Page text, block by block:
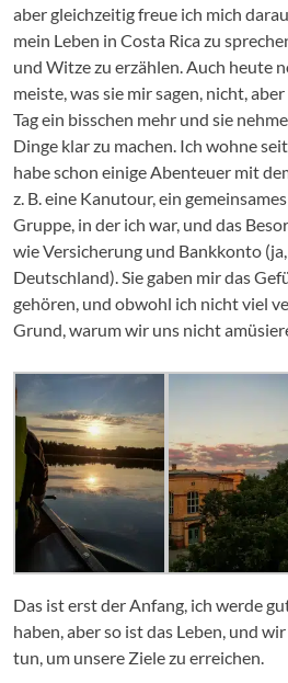
aber gleichzeitig freue ich mich
mein Leben in Costa Rica zu
und Witze zu erzählen. Auch heute
meiste, was sie mir sagen, nicht,
Tag ein bisschen mehr und sie
Dinge klar zu machen. Ich wohne
habe schon einige Abenteuer mit
z. B. eine Kanutour, ein
Gruppe, in der ich war, und das
wie Versicherung und Bankkonto
Deutschland). Sie gaben mir das
gehören, und obwohl ich nicht viel
Grund, warum wir uns nicht
Das ist erst der Anfang, ich werde
haben, aber so ist das Leben, und
tun, um unsere Ziele zu erreichen.